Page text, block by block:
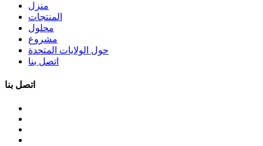
منزل
المنتجات
محلول
مشروع
حول الولايات المتحدة
اتصل بنا
اتصل بنا